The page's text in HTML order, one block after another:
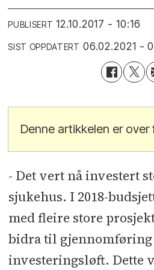
PUBLISERT 12.10.2017 - 10:16
SIST OPPDATERT 06.02.2021 -
Denne artikkelen er over
- Det vert nå investert
sjukehus. I 2018-
med fleire store
bidra til gjennomføring
investeringsløft. Dette